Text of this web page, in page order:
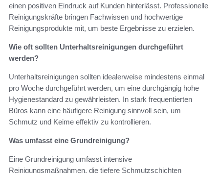
einen positiven Eindruck auf Kunden hinterlässt. Professionelle
Reinigungskräfte bringen Fachwissen und hochwertige
Reinigungsprodukte mit, um beste Ergebnisse zu erzielen.
Wie oft sollten Unterhaltsreinigungen durchgeführt
werden?
Unterhaltsreinigungen sollten idealerweise mindestens einmal
pro Woche durchgeführt werden, um eine durchgängig hohe
Hygienestandard zu gewährleisten. In stark frequentierten
Büros kann eine häufigere Reinigung sinnvoll sein, um
Schmutz und Keime effektiv zu kontrollieren.
Was umfasst eine Grundreinigung?
Eine Grundreinigung umfasst intensive
Reinigungsmaßnahmen, die tiefere Schmutzschichten